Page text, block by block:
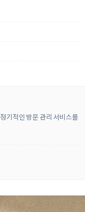
기적인 방문 관리 서비스를